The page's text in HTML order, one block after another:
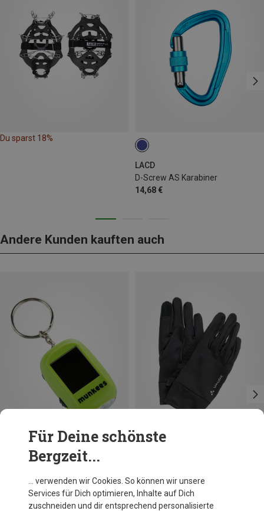
Du sparst 18%
LACD
D-Screw AS Karabiner
14,68 €
Andere Kunden kauften auch
Mini Solar Dynamo Taschenlampe
Vaude
Pro Stretch Handschuhe
30,98 €
Für Deine schönste
Bergzeit...
… verwenden wir Cookies. So können wir unsere
Services für Dich optimieren, Inhalte auf Dich
zuschneiden und dir entsprechend personalisierte